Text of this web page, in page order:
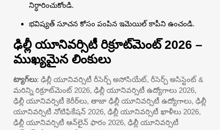
నిర్ధారించుకోండి.
భవిష్యత్ సూచన కోసం పంపిన ఇమెయిల్ కాపీని ఉంచండి.
ఢిల్లీ యూనివర్సిటీ రిక్రూట్‌మెంట్ 2026 –
ముఖ్యమైన లింకులు
ట్యాగ్‌లు: ఢిల్లీ యూనివర్సిటీ రీసెర్చ్ అసోసియేట్, రీసెర్చ్ అసిస్టెంట్ &
మరిన్ని రిక్రూట్‌మెంట్ 2026, ఢిల్లీ యూనివర్సిటీ ఉద్యోగాలు 2026,
ఢిల్లీ యూనివర్సిటీ కెరీర్‌లు, తాజా ఢిల్లీ యూనివర్సిటీ ఉద్యోగాలు, ఢిల్లీ
యూనివర్సిటీ నోటిఫికేషన్ 2026, ఢిల్లీ యూనివర్సిటీ ఖాళీలు 2026,
ఢిల్లీ యూనివర్సిటీ ఆన్‌లైన్ ఫారం 2026, ఢిల్లీ యూనివర్సిటీ